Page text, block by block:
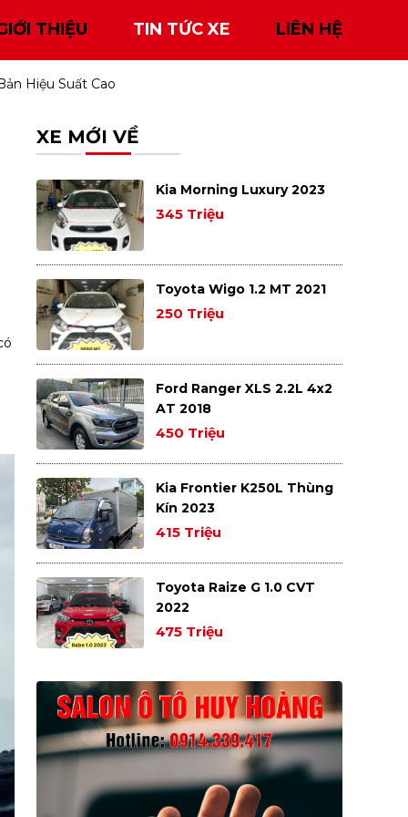
THIỆU TIN TỨC XE LIÊN HỆ
Hiệu Suất Cao
XE MỚI VỀ
Kia Morning Luxury 2023
345 Triệu
Toyota Wigo 1.2 MT 2021
250 Triệu
Ford Ranger XLS 2.2L 4x2
AT 2018
450 Triệu
Kia Frontier K250L Thùng
Kín 2023
415 Triệu
Toyota Raize G 1.0 CVT
2022
475 Triệu